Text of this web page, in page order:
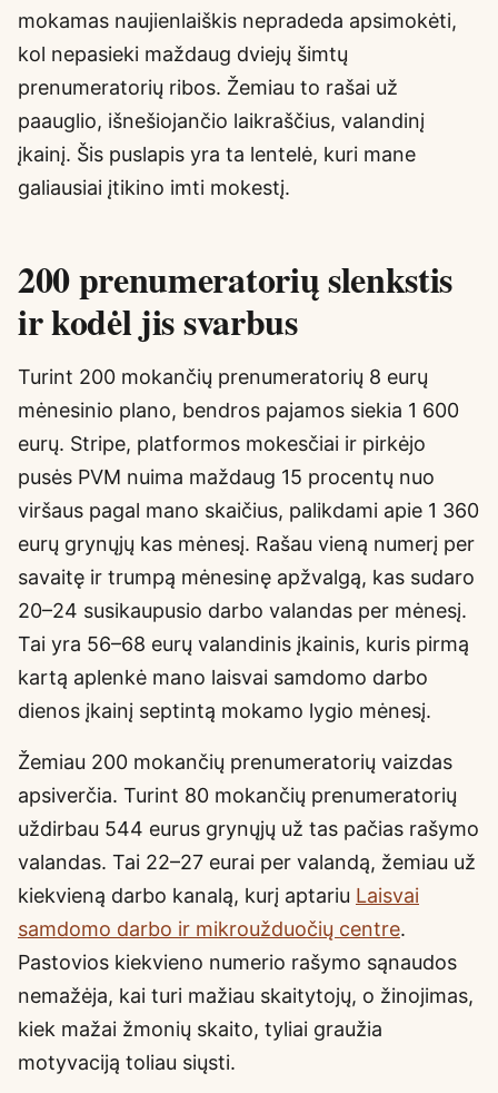
mokamas naujienlaiškis nepradeda apsimokėti,
kol nepasieki maždaug dviejų šimtų
prenumeratorių ribos. Žemiau to rašai už
paauglio, išnešiojančio laikraščius, valandinį
įkainį. Šis puslapis yra ta lentelė, kuri mane
galiausiai įtikino imti mokestį.
200 prenumeratorių slenkstis
ir kodėl jis svarbus
Turint 200 mokančių prenumeratorių 8 eurų
mėnesinio plano, bendros pajamos siekia 1 600
eurų. Stripe, platformos mokesčiai ir pirkėjo
pusės PVM nuima maždaug 15 procentų nuo
viršaus pagal mano skaičius, palikdami apie 1 360
eurų grynųjų kas mėnesį. Rašau vieną numerį per
savaitę ir trumpą mėnesinę apžvalgą, kas sudaro
20–24 susikaupusio darbo valandas per mėnesį.
Tai yra 56–68 eurų valandinis įkainis, kuris pirmą
kartą aplenkė mano laisvai samdomo darbo
dienos įkainį septintą mokamo lygio mėnesį.
Žemiau 200 mokančių prenumeratorių vaizdas
apsiverčia. Turint 80 mokančių prenumeratorių
uždirbau 544 eurus grynųjų už tas pačias rašymo
valandas. Tai 22–27 eurai per valandą, žemiau už
kiekvieną darbo kanalą, kurį aptariu Laisvai
samdomo darbo ir mikroužduočių centre.
Pastovios kiekvieno numerio rašymo sąnaudos
nemažėja, kai turi mažiau skaitytojų, o žinojimas,
kiek mažai žmonių skaito, tyliai graužia
motyvaciją toliau siųsti.